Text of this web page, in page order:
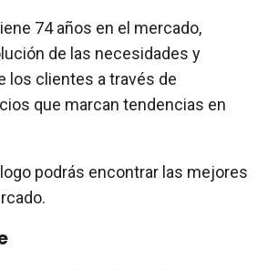
74 años en el mercado,
de las necesidades y
los clientes a través de
que marcan tendencias en
podrás encontrar las mejores